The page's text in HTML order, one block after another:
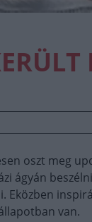
oszt meg
ágyán
Eközben
van.